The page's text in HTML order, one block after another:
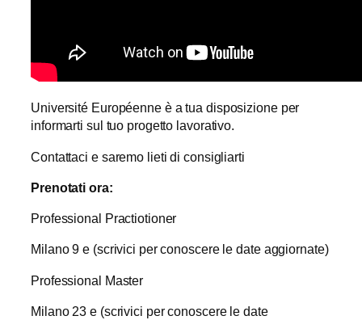
Université Européenne è a tua disposizione per
informarti sul tuo progetto lavorativo.
Contattaci e saremo lieti di consigliarti
Prenotati ora:
Professional Practiotioner
Milano 9 e (scrivici per conoscere le date aggiornate)
Professional Master
Milano 23 e (scrivici per conoscere le date